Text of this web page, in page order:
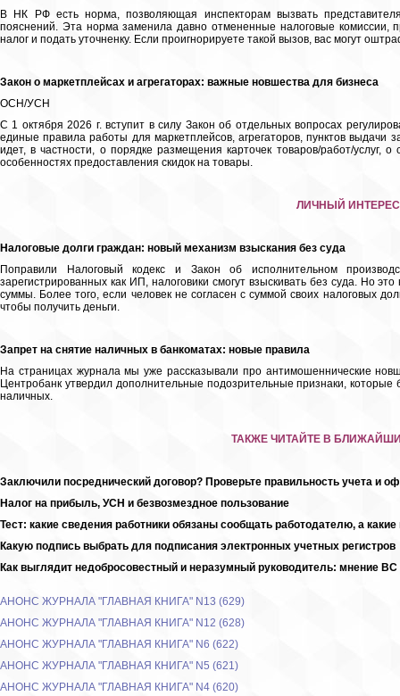
В НК РФ есть норма, позволяющая инспекторам вызвать
пояснений. Эта норма заменила давно отмененные налоговые комиссии,
налог и подать уточненку. Если проигнорируете такой вызов, вас могут
Закон о маркетплейсах и агрегаторах: важные новшества для бизнеса
ОСН/УСН
С 1 октября 2026 г. вступит в силу Закон об отдельных вопросах
единые правила работы для маркетплейсов, агрегаторов, пунктов выдачи
идет, в частности, о порядке размещения карточек товаров/работ/услуг,
особенностях предоставления скидок на товары.
ЛИЧНЫЙ ИНТЕРЕС
Налоговые долги граждан: новый механизм взыскания без суда
Поправили Налоговый кодекс и Закон об исполнительном
зарегистрированных как ИП, налоговики смогут взыскивать без суда. Но
суммы. Более того, если человек не согласен с суммой своих налоговых
чтобы получить деньги.
Запрет на снятие наличных в банкоматах: новые правила
На страницах журнала мы уже рассказывали про антимошеннические
Центробанк утвердил дополнительные подозрительные признаки,
наличных.
ТАКЖЕ ЧИТАЙТЕ В
Заключили посреднический договор? Проверьте правильность учета и
Налог на прибыль, УСН и безвозмездное пользование
Тест: какие сведения работники обязаны сообщать работодателю, а какие
Какую подпись выбрать для подписания электронных учетных регистров
Как выглядит недобросовестный и неразумный руководитель: мнение
АНОНС ЖУРНАЛА "ГЛАВНАЯ КНИГА" N13 (629)
АНОНС ЖУРНАЛА "ГЛАВНАЯ КНИГА" N12 (628)
АНОНС ЖУРНАЛА "ГЛАВНАЯ КНИГА" N6 (622)
АНОНС ЖУРНАЛА "ГЛАВНАЯ КНИГА" N5 (621)
АНОНС ЖУРНАЛА "ГЛАВНАЯ КНИГА" N4 (620)